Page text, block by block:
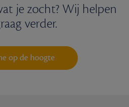
je zocht? Wij helpen
verder.
op de hoogte